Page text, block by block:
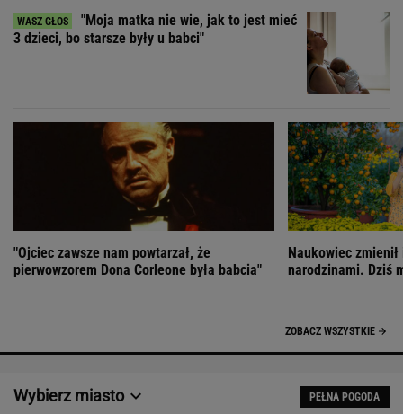
"Moja matka nie wie, jak to jest mieć
3 dzieci, bo starsze były u babci"
"Ojciec zawsze nam powtarzał, że
pierwowzorem Dona Corleone była babcia"
Naukowiec
narodzinami. Dziś
ZOBACZ WSZYSTKIE
Wybierz miasto PEŁNA POGODA